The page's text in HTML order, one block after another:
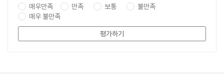
매우만족
만족 보통
불만족
매우 불만족
평가하기